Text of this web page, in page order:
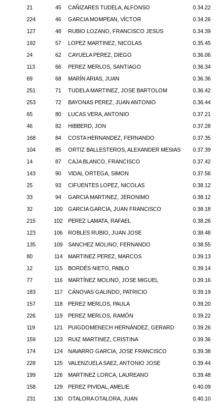
21
45 CAÑIZARES TUDELA, ALFONSO
0.34.22
224
46 GARCIA MOMPEAN, VÍCTOR
0.34.26
127
48 RUBIO LOZANO, FRANCISCO JESUS
0.34.39
192
57 LOPEZ MARTINEZ, NICOLAS
0.35.45
24
62 CAYUELA PEREZ, DIEGO
0.36.06
113
66 PEREZ MERLOS, SANTIAGO
0.36.34
69
68 MARÍN ARIAS, JUAN
0.36.36
251
71 TUDELA MARTINEZ, JOSE BARTOLOM
0.36.42
253
72 BAYONAS PEREZ, JUAN ANTONIO
0.36.44
65
80 LUCAS VERA, ANTONIO
0.37.21
46
82 HIBBERD, JON
0.37.28
168
84 COSTA HERNANDEZ, FERNANDO
0.37.35
104
85 ORTIZ BALLESTEROS, ALEXANDER MESIAS
0.37.39
14
87 CAJA BLANCO, FRANCISCO
0.37.42
143
90 VIDAL ORTEGA, SIMON
0.37.56
25
93 CIFUENTES LOPEZ, NICOLAS
0.38.12
33
94 GARCIA MARTINEZ, JERONIMO
0.38.12
32
100 GARCIA GARCIA, JUAN FRANCISCO
0.38.18
215
102 PEREZ LAMATA, RAFAEL
0.38.26
123
106 ROBLES RUBIO, JUAN JOSE
0.38.48
135
109 SANCHEZ MOLINO, FERNANDO
0.38.55
80
114 MARTINEZ PEREZ, MARCOS
0.39.13
12
115 BORDÉS NIETO, PABLO
0.39.14
77
116 MARTÍNEZ MOLINO, JOSE MIGUEL
0.39.16
183
117 CÁNOVAS GALINDO, PATRICIO
0.39.19
157
118 PEREZ MERLOS, PAULA
0.39.20
226
119 PEREZ MERLOS, RAMÓN
0.39.22
119
121 PUIGDOMENECH HERNÁNDEZ, GERARD
0.39.26
159
123 RUIZ MARTINEZ, CRISTINA
0.39.36
174
124 NAVARRO GARCIA, JOSE FRANCISCO
0.39.38
228
125 VALENZUELA SAEZ, ANTONIO JOSE
0.39.44
199
126 MARTINEZ LORCA, LAUREANO
0.39.48
158
129 PEREZ PIVIDAL, AMELIE
0.40.09
231
130 OTALORA OTALORA, JUAN 0.40.10